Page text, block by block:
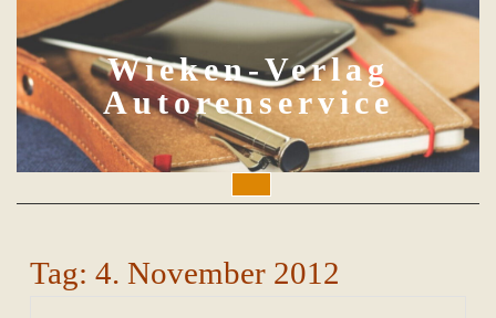
to
content
Wieken-Verlag
Autorenservice
Button
Tag: 4. November 2012